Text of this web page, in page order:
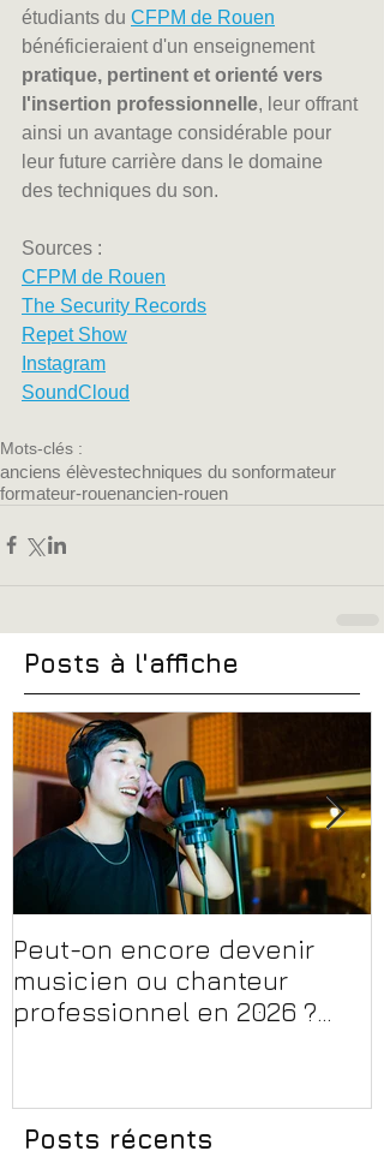
étudiants du CFPM de Rouen
bénéficieraient d'un enseignement
pratique, pertinent et orienté vers
l'insertion professionnelle, leur offrant
ainsi un avantage considérable pour
leur future carrière dans le domaine
des techniques du son.
Sources :
CFPM de Rouen
The Security Records
Repet Show
Instagram
SoundCloud
Mots-clés :
anciens élèvestechniques du sonformateur
formateur-rouenancien-rouen
Posts à l'affiche
Peut-on encore devenir
musicien ou chanteur
professionnel en 2026 ?
Posts récents